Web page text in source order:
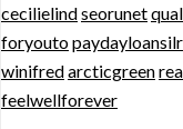
cecilielindseorunet
foryoutopaydayloansilr
winifredarcticgreen
feelwellforever